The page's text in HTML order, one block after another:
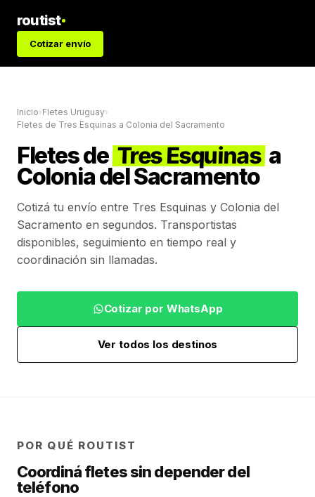
routist
Cotizar envío
Inicio›Fletes Uruguay›
Fletes de Tres Esquinas a Colonia del Sacramento
Fletes de Tres Esquinas a
Colonia del Sacramento
Cotizá tu envío entre Tres Esquinas y Colonia del
Sacramento en segundos. Transportistas
disponibles, seguimiento en tiempo real y
coordinación sin llamadas.
Cotizar por WhatsApp
Ver todos los destinos
POR QUÉ ROUTIST
Coordiná fletes sin depender del
teléfono